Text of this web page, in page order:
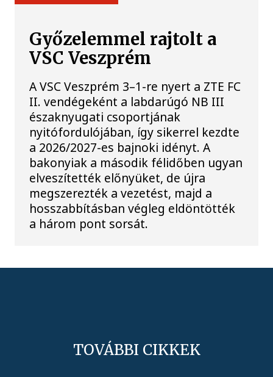
Győzelemmel rajtolt a
VSC Veszprém
A VSC Veszprém 3–1-re nyert a ZTE FC
II. vendégeként a labdarúgó NB III
északnyugati csoportjának
nyitófordulójában, így sikerrel kezdte
a 2026/2027-es bajnoki idényt. A
bakonyiak a második félidőben ugyan
elveszítették előnyüket, de újra
megszerezték a vezetést, majd a
hosszabbításban végleg eldöntötték
a három pont sorsát.
TOVÁBBI CIKKEK